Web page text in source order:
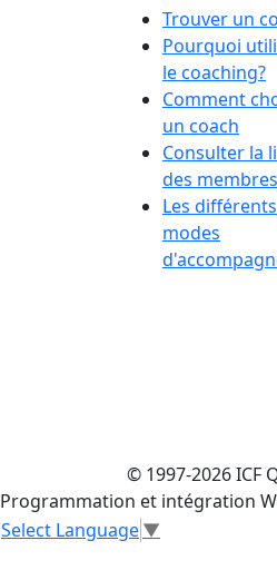
Trouver un
Pourquoi
le coaching?
Comment
un coach
Consulter la
des membres
Les différents
modes
© 1997-2026 ICF
Programmation et intégration
Select Language▼